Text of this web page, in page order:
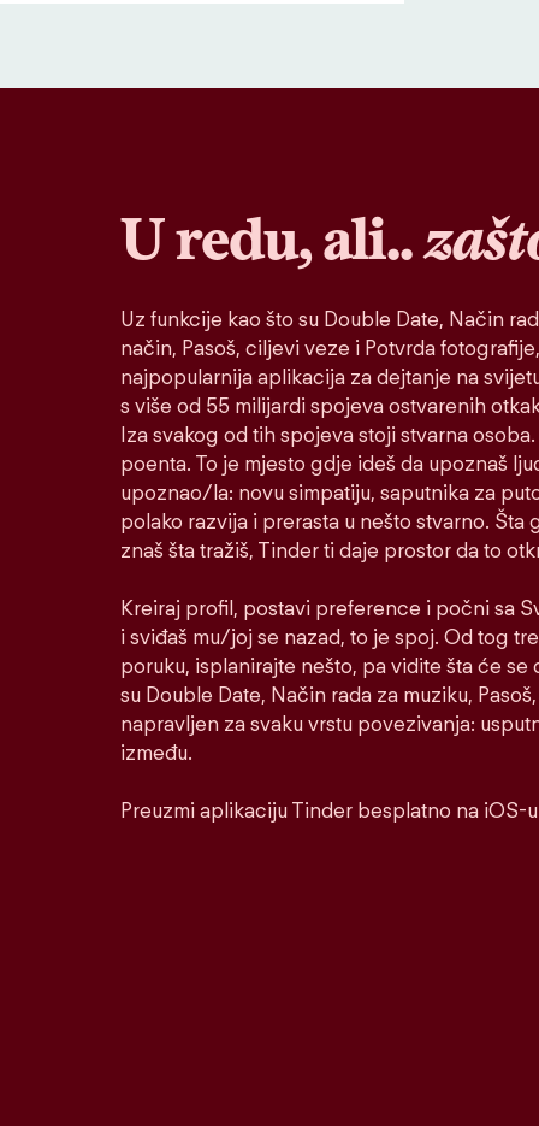
U redu, ali..
Uz funkcije kao što su Double Date, Način
način, Pasoš, ciljevi veze i Potvrda
najpopularnija aplikacija za dejtanje na
s više od 55 milijardi spojeva ostvarenih
Iza svakog od tih spojeva stoji stvarna
poenta. To je mjesto gdje ideš da upoznaš
upoznao/la: novu simpatiju, saputnika za
polako razvija i prerasta u nešto stvarno. Šta
znaš šta tražiš, Tinder ti daje prostor da to
Kreiraj profil, postavi preference i počni sa
i sviđaš mu/joj se nazad, to je spoj. Od tog
poruku, isplanirajte nešto, pa vidite šta će se
su Double Date, Način rada za muziku,
napravljen za svaku vrstu povezivanja:
između.
Preuzmi aplikaciju Tinder besplatno na iOS-